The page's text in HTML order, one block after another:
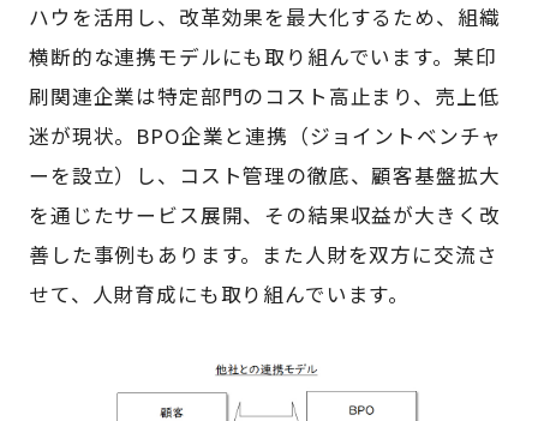
ハウを活用し、改革効果を最大化するため、組織
横断的な連携モデルにも取り組んでいます。某印
刷関連企業は特定部門のコスト高止まり、売上低
迷が現状。BPO企業と連携（ジョイントベンチャ
ーを設立）し、コスト管理の徹底、顧客基盤拡大
を通じたサービス展開、その結果収益が大きく改
善した事例もあります。また人財を双方に交流さ
せて、人財育成にも取り組んでいます。